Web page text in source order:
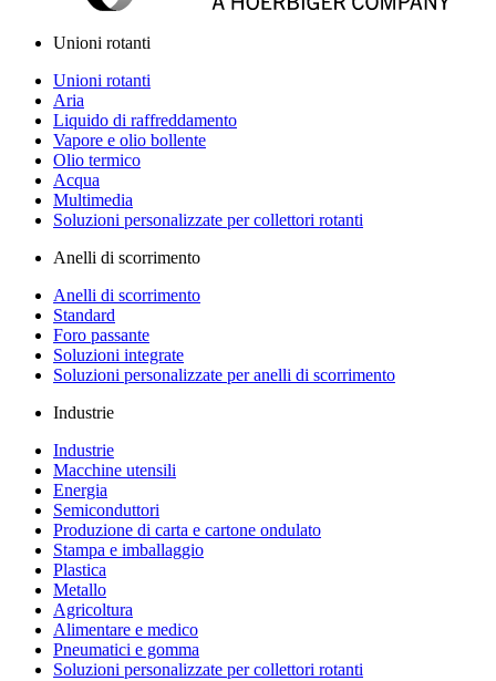
Unioni rotanti
Unioni rotanti
Aria
Liquido di raffreddamento
Vapore e olio bollente
Olio termico
Acqua
Multimedia
Soluzioni personalizzate per collettori rotanti
Anelli di scorrimento
Anelli di scorrimento
Standard
Foro passante
Soluzioni integrate
Soluzioni personalizzate per anelli di scorrimento
Industrie
Industrie
Macchine utensili
Energia
Semiconduttori
Produzione di carta e cartone ondulato
Stampa e imballaggio
Plastica
Metallo
Agricoltura
Alimentare e medico
Pneumatici e gomma
Soluzioni personalizzate per collettori rotanti